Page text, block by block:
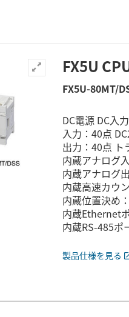
FX5U
FX5U-80MT/
DC電源 DC入
入力：40点
出力：40点 ト
内蔵アナログ
内蔵アナログ
内蔵高速カウ
内蔵位置決め
内蔵Ethernet
内蔵RS-485ポ
製品仕様を見る